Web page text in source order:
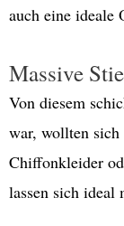
auch eine ideale
Massive
Von diesem
war, wollten sich
Chiffonkleider
lassen sich ideal